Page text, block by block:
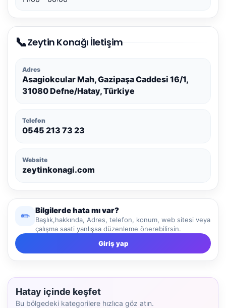
📞Zeytin Konağı İletişim
Adres
Asagiokcular Mah, Gazipaşa Caddesi 16/1,
31080 Defne/Hatay, Türkiye
Telefon
0545 213 73 23
Website
zeytinkonagi.com
✏️
Bilgilerde hata mı var?
Başlık,hakkında, Adres, telefon, konum, web sitesi veya
çalışma saati yanlışsa düzenleme önerebilirsin.
Giriş yap
Hatay içinde keşfet
Bu bölgedeki kategorilere hızlıca göz atın.